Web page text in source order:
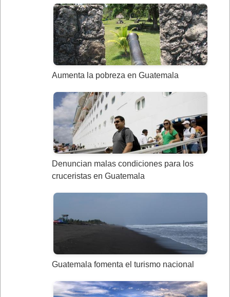
Aumenta la pobreza en Guatemala
Denuncian malas condiciones para los
cruceristas en Guatemala
Guatemala fomenta el turismo nacional